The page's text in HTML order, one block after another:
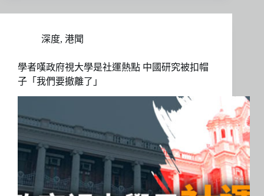
深度, 港聞
學者嘆政府視大學是社運熱點 中國研究被扣帽
子「我們要撤離了」